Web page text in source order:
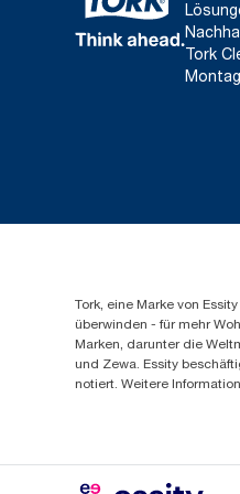
Tork
Tork, eine Marke von
überwinden - für mehr
Marken, darunter die
und Zewa. Essity
notiert. Weitere